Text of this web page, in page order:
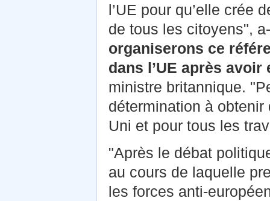
l’UE pour qu’elle crée
de tous les citoyens",
organiserons ce
dans l’UE après avoir
ministre britannique.
détermination à
Uni et pour tous les
"Après le débat
au cours de laquelle
les forces anti-